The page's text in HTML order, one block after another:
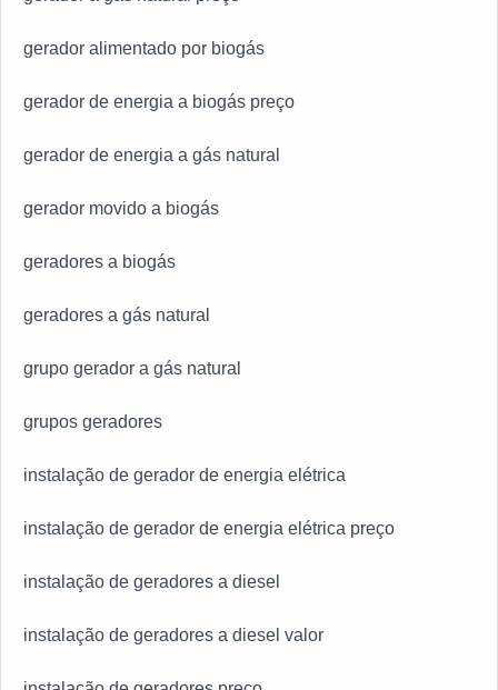
gerador alimentado por biogás
gerador de energia a biogás preço
gerador de energia a gás natural
gerador movido a biogás
geradores a biogás
geradores a gás natural
grupo gerador a gás natural
grupos geradores
instalação de gerador de energia elétrica
instalação de gerador de energia elétrica preço
instalação de geradores a diesel
instalação de geradores a diesel valor